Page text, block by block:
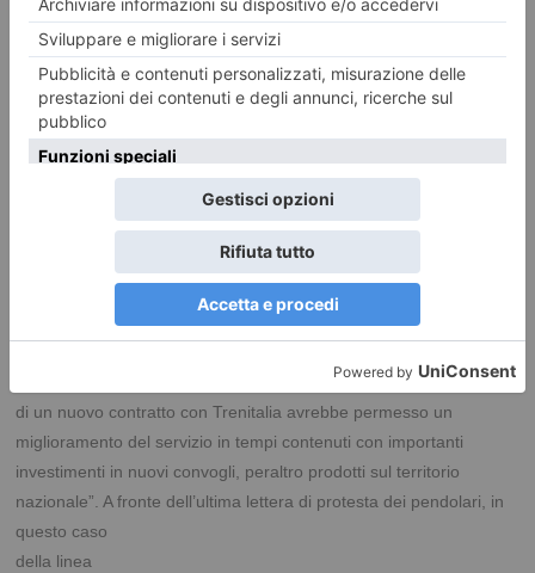
sostituzione di oltre il 50% della flotta attualmente circolante (circa
240 treni). Oltre ai treni POP, verranno acquistati treni ad alta
capacità ROCK, prodotti dall’Hitachi Ansaldo Breda a Pistoia,
quindi completamente creati in Italia come quelli realizzati da
Alstom. Entro fine anno saranno concluse le procedure di
affidamento con la stipula dei contratti 10+5, nella convinzione che
le condizioni di servizio saranno migliori rispetto a quelle che si
sarebbero potute ottenere con una semplice rinegoziazione del
contratto con Trenitalia. Una delle accuse mosse dal
Fluttero
nell’interrogazione è che “rispetto ad altre
Regioni che hanno optato per la negoziazione di un nuovo
perderà tempo nell’approvvigionamento dei treni. La negoziazione
di un nuovo contratto con Trenitalia avrebbe permesso un
miglioramento del servizio in tempi contenuti con importanti
investimenti in nuovi convogli, peraltro prodotti sul territorio
nazionale”. A fronte dell’ultima lettera di protesta dei pendolari, in
questo caso
della linea